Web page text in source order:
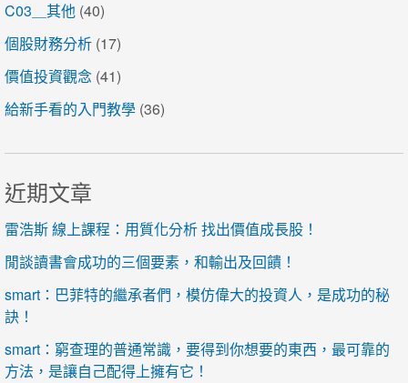
C03＿其他 (40)
個股財務分析 (17)
價值投資觀念 (41)
給新手看的入門教學 (36)
近期文章
雷浩斯 線上課程：用質化分析 找出價值成長股！
閒談讀書會成功的三個要素，和輸出及回饋！
smart：巴菲特的繼承者們，模仿偉大的投資人，是成功的秘
訣！
smart：窮查理的普通常識，要得到你想要的東西，最可靠的
方法，是讓自己配得上擁有它！